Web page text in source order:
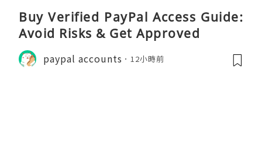
Buy Verified PayPal Access Guide:
Avoid Risks & Get Approved
paypal accounts 12小時前